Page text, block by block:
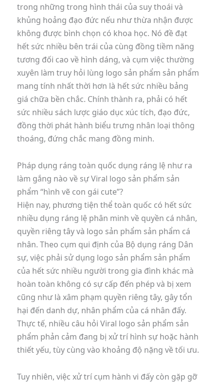
trong những trong hình thái của suy thoái và
khủng hoảng đạo đức nếu như thừa nhận được
không được bình chọn có khoa học. Nó đề đạt
hết sức nhiều bên trái của cùng đồng tiềm năng
tương đối cao về hình dáng, và cụm việc thường
xuyên làm truy hỏi lùng logo sản phẩm sản phẩm
mang tính nhất thời hơn là hết sức nhiều bảng
giá chữa bền chắc. Chính thành ra, phải có hết
sức nhiều sách lược giáo dục xúc tích, đạo đức,
đồng thời phát hành biểu trưng nhân loại thông
thoáng, đứng chắc mang đồng minh.
Pháp dụng ráng toàn quốc dụng ráng lệ như ra
làm gắng nào về sự Viral logo sản phẩm sản
phẩm “hình vẽ con gái cute”?
Hiện nay, phương tiện thể toàn quốc có hết sức
nhiều dụng ráng lệ phân minh về quyền cá nhân,
quyền riêng tây và logo sản phẩm sản phẩm cá
nhân. Theo cụm qui định của Bộ dụng ráng Dân
sự, việc phải sử dụng logo sản phẩm sản phẩm
của hết sức nhiều người trong gia đình khác mà
hoàn toàn không có sự cấp đến phép và bị xem
cũng như là xâm phạm quyền riêng tây, gây tổn
hại đến danh dự, nhân phẩm của cá nhân đấy.
Thực tế, nhiều câu hỏi Viral logo sản phẩm sản
phẩm phản cảm đang bị xử trí hình sự hoặc hành
thiết yếu, tùy cùng vào khoảng độ nặng về tối ưu.
Tuy nhiên, việc xử trí cụm hành vi đấy còn gặp gỡ